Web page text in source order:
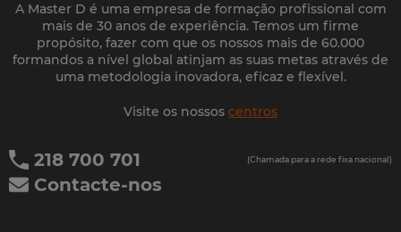
A Master D é uma empresa de formação profissional com
mais de 30 anos de experiência. Temos um firme
propósito, fazer com que os nossos mais de 60.000
formandos a nível global atinjam as suas metas através de
uma metodologia inovadora, eficaz e flexível.
Visite os nossos centros
218 700 701 (Chamada para a rede fixa nacional)
Contacte-nos